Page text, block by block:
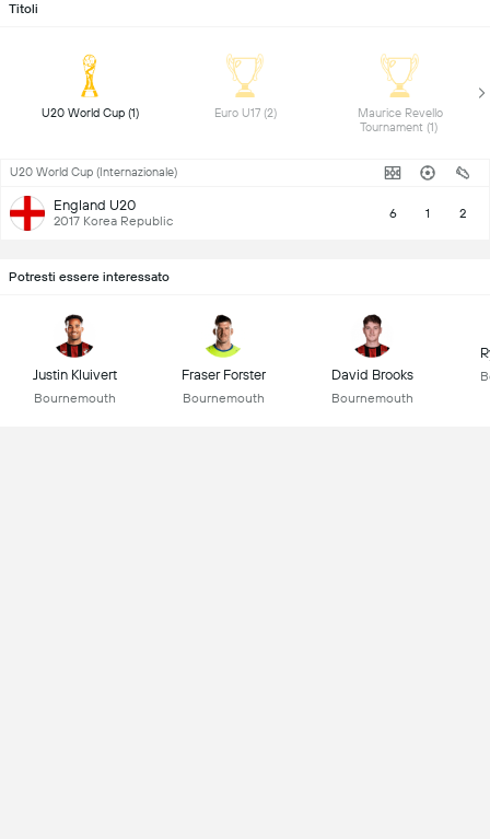
Titoli
U20 World Cup (1) Euro U17 (2)
Maurice Revello
Tournament (1)
U20 World Cup (Internazionale)
England U20
2017 Korea Republic 6 1 2
Potresti essere interessato
Justin Kluivert
Bournemouth
Fraser Forster
Bournemouth
David Brooks
Bournemouth